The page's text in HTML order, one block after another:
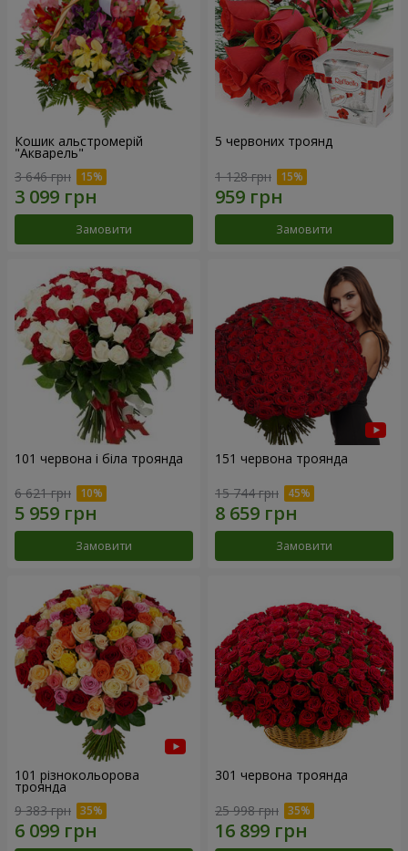
Кошик альстромерій
"Акварель"
3 646 грн
Замовити
5 червоних троянд
1 128 грн
Замовити
101 червона і біла троянда
6 621 грн
Замовити
151 червона троянда
15 744 грн
Замовити
101 різнокольорова
троянда
9 383 грн
301 червона троянда
25 998 грн